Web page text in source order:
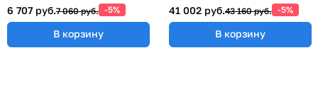
6 707 руб.7 060 руб. -5%
В корзину
41 002 руб.43 160 руб. -5%
В корзину